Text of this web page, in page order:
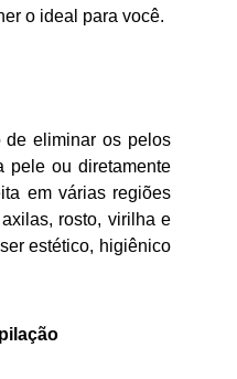
o ideal para você.
de eliminar os pelos
pele ou diretamente
em várias regiões
rosto, virilha e
estético, higiênico